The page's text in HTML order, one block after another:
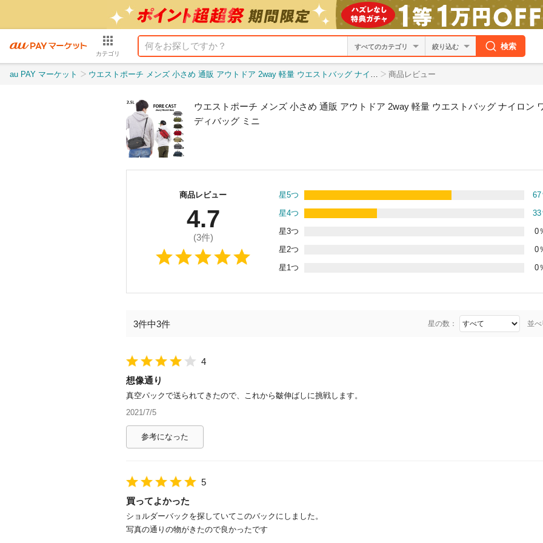
カテゴリ
絞り込む 検索
au PAY マーケット ウエストポーチ メンズ 小さめ 通販 アウトドア 2way 軽量 ウエストバッグ ナイロン ワンショルダー ショルダーバッグ ボディバッグ ミニ 商品レビュー
ウエストポーチ メンズ 小さめ 通販 アウトドア 2way 軽量 ウエストバッグ ナイロン
ディバッグ ミニ
商品レビュー
4.7
(3件)
星5つ 67
星4つ
33
星3つ
0
星2つ
0
星1つ
0
3件中3件 星の数： 並
4
想像通り
真空パックで送られてきたので、これから皺伸ばしに挑戦します。
2021/7/5
参考になった
5
買ってよかった
ショルダーバックを探していてこのバックにしました。
写真の通りの物がきたので良かったです